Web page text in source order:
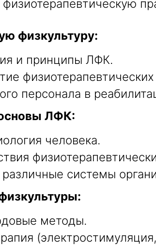
физкультуру:
и принципы ЛФК.
персонала в
ЛФК:
человека.
системы
методы.